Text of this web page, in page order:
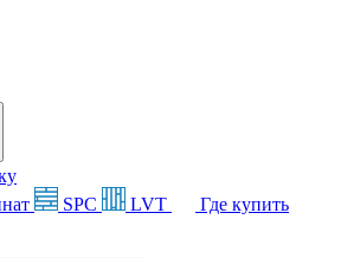
SPC LVT
Где купить